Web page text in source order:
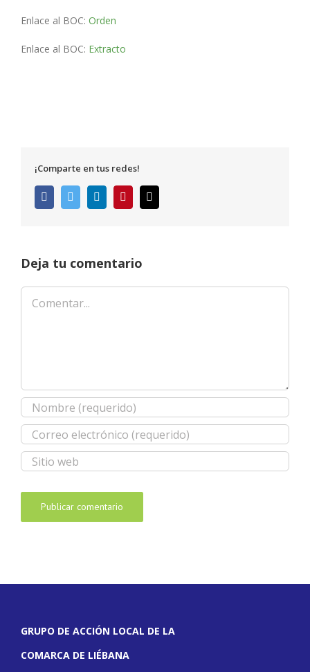
Enlace al BOC: Orden
Enlace al BOC: Extracto
¡Comparte en tus redes!
FacebookTwitter LinkedInPinterest
electrónico
Deja tu comentario
Comentar
GRUPO DE ACCIÓN LOCAL DE LA
COMARCA DE LIÉBANA